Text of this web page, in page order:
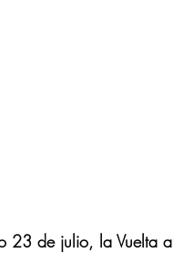
23 de julio, la Vuelta a